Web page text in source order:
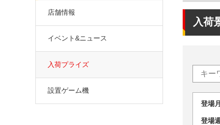
入荷
登
登
店舗情報
イベント&ニュース
入荷プライズ
設置ゲーム機